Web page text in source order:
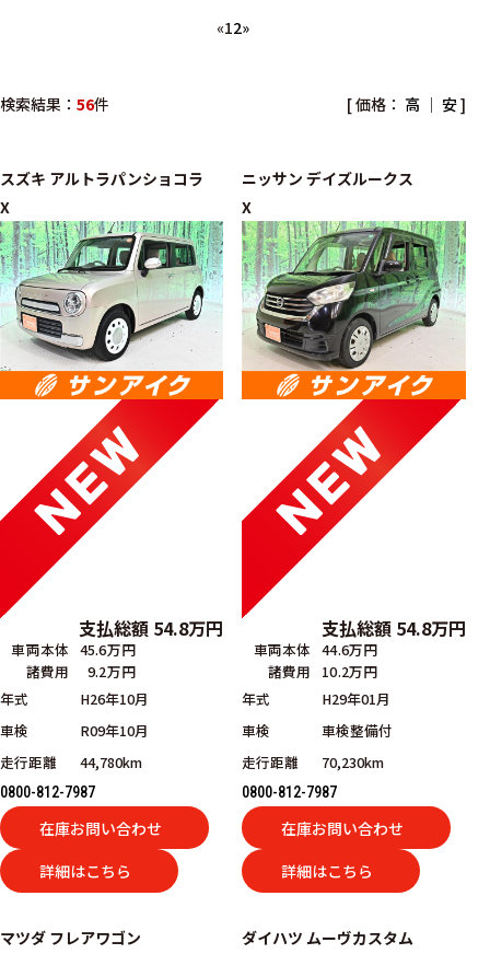
«12»
検索結果： 56件 [ 価格： 高 ｜ 安]
スズキ アルトラパンショコラ
X
支払総額 54.8万円
車両本体 45.6万円
諸費用
9.2万円
年式
H26年10月
車検
R09年10月
走行距離
44,780km
0800-812-7987
在庫お問い合わせ
詳細はこちら
ニッサン デイズルークス
X
支払総額 54.8万円
車両本体 44.6万円
諸費用
10.2万円
年式
H29年01月
車検
車検整備付
走行距離
70,230km
0800-812-7987
在庫お問い合わせ
詳細はこちら
マツダ フレアワゴン
ダイハツ ムーヴカスタム